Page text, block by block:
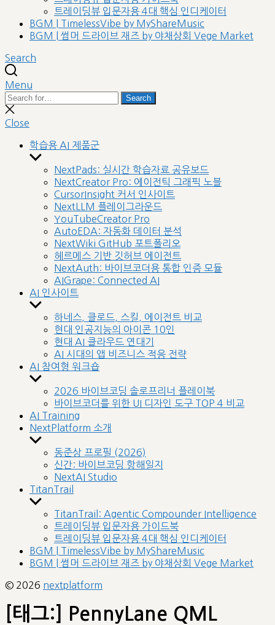
트레이딩뷰 입문자용 4대 핵심 인디케이터
BGM | TimelessVibe by MyShareMusic
BGM | 썸머 드라이브 재즈 by 야채상회 Vege Market
Search
Menu
Search
for:
Search
Close
search
Close
학습용 AI 제품군
Show
sub
menu
NextPads: 실시간 학습자료 공유보드
NextCreator Pro: 에이전틱 그래픽 노블
CursorInsight 커서 인사이트
NextLLM 플레이그라운드
YouTubeCreator Pro
AutoEDA: 자동화 데이터 분석
NextWiki GitHub 포트폴리오
헤르메스 기반 깃허브 에이전트
NextAuth: 바이브코더용 통합 인증 모듈
AIGrape: Connected AI
AI 인사이트
Show
sub
menu
하네스, 클로드, 스킬, 에이전트 비교
현대 인공지능의 아이콘 10인
현대 AI 클라우드 연대기
AI 시대의 앱 비즈니스 적응 전략
AI 참여형 워크숍
Show
sub
menu
2026 바이브코딩 솔로프리너 플레이북
바이브코더를 위한 UI 디자인 도구 TOP 4 비교
AI Training
NextPlatform 소개
Show
sub
menu
동준상 프로필 (2026)
신간: 바이브코딩 항해일지
NextAI Studio
TitanTrail
Show
sub
menu
TitanTrail: Agentic Compounder Intelligence
트레이딩뷰 입문자용 가이드북
트레이딩뷰 입문자용 4대 핵심 인디케이터
BGM | TimelessVibe by MyShareMusic
BGM | 썸머 드라이브 재즈 by 야채상회 Vege Market
© 2026 nextplatform
[태그:] PennyLane QML